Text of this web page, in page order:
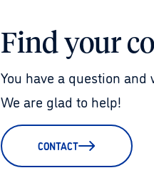
Find your
You have a question
We are glad to help!
CONTACT